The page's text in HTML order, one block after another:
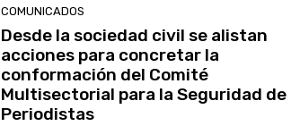
COMUNICADOS
Desde la sociedad civil se alistan
acciones para concretar la
conformación del Comité
Multisectorial para la Seguridad de
Periodistas